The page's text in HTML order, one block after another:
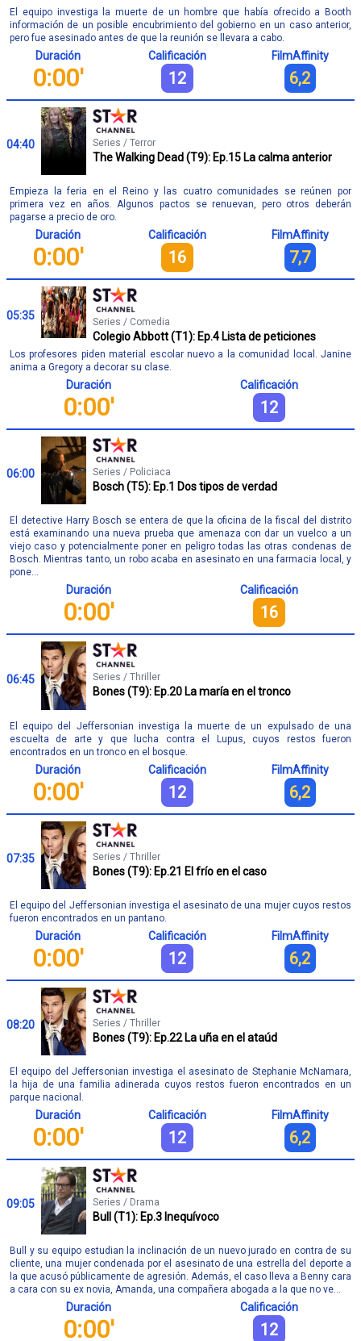
El equipo investiga la muerte de un hombre que había ofrecido a Booth
información de un posible encubrimiento del gobierno en un caso anterior,
pero fue asesinado antes de que la reunión se llevara a cabo.
Duración
0:00'
Calificación
12
FilmAffinity
6,2
04:40 Series / Terror
The Walking Dead (T9): Ep.15 La calma anterior
Empieza la feria en el Reino y las cuatro comunidades se reúnen por
primera vez en años. Algunos pactos se renuevan, pero otros deberán
pagarse a precio de oro.
Duración
0:00'
Calificación
16
FilmAffinity
7,7
05:35 Series / Comedia
Colegio Abbott (T1): Ep.4 Lista de peticiones
Los profesores piden material escolar nuevo a la comunidad local. Janine
anima a Gregory a decorar su clase.
Duración
0:00'
Calificación
12
06:00 Series / Policiaca
Bosch (T5): Ep.1 Dos tipos de verdad
El detective Harry Bosch se entera de que la oficina de la fiscal del distrito
está examinando una nueva prueba que amenaza con dar un vuelco a un
viejo caso y potencialmente poner en peligro todas las otras condenas de
Bosch. Mientras tanto, un robo acaba en asesinato en una farmacia local, y
pone...
Duración
0:00'
Calificación
16
06:45 Series / Thriller
Bones (T9): Ep.20 La maría en el tronco
El equipo del Jeffersonian investiga la muerte de un expulsado de una
escuelta de arte y que lucha contra el Lupus, cuyos restos fueron
encontrados en un tronco en el bosque.
Duración
0:00'
Calificación
12
FilmAffinity
6,2
07:35 Series / Thriller
Bones (T9): Ep.21 El frío en el caso
El equipo del Jeffersonian investiga el asesinato de una mujer cuyos restos
fueron encontrados en un pantano.
Duración
0:00'
Calificación
12
FilmAffinity
6,2
08:20 Series / Thriller
Bones (T9): Ep.22 La uña en el ataúd
El equipo del Jeffersonian investiga el asesinato de Stephanie McNamara,
la hija de una familia adinerada cuyos restos fueron encontrados en un
parque nacional.
Duración
0:00'
Calificación
12
FilmAffinity
6,2
09:05 Series / Drama
Bull (T1): Ep.3 Inequívoco
Bull y su equipo estudian la inclinación de un nuevo jurado en contra de su
cliente, una mujer condenada por el asesinato de una estrella del deporte a
la que acusó públicamente de agresión. Además, el caso lleva a Benny cara
a cara con su ex novia, Amanda, una compañera abogada a la que no ve...
Duración
0:00'
Calificación
12